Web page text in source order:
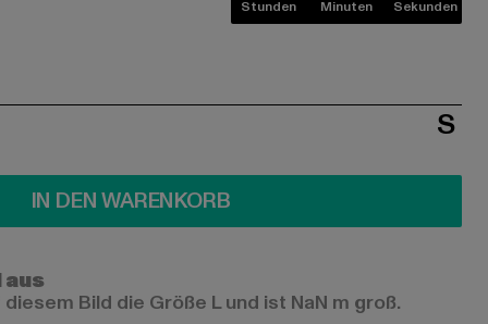
Stunden Minuten Sekunden
S
IN DEN WARENKORB
Bild die Größe L und ist NaN m groß.